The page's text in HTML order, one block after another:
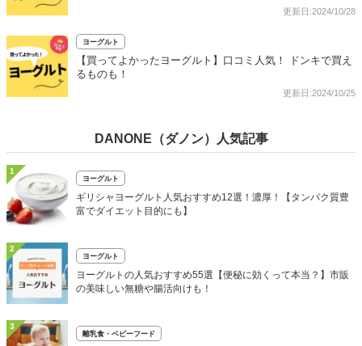
更新日:2024/10/28
ヨーグルト
【買ってよかったヨーグルト】口コミ人気！ ドンキで買え
るものも！
更新日:2024/10/25
DANONE（ダノン）人気記事
1
ヨーグルト
ギリシャヨーグルト人気おすすめ12選！濃厚！【タンパク質豊
富でダイエット目的にも】
2
ヨーグルト
ヨーグルトの人気おすすめ55選【便秘に効くって本当？】市販
の美味しい無糖や腸活向けも！
3
離乳食・ベビーフード